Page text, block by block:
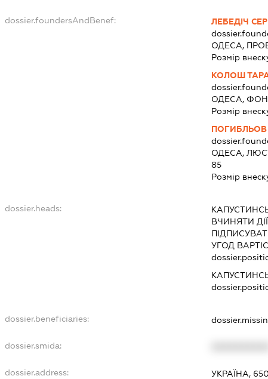
dossier.foundersAndBenef:
ЛЕБЕДІЧ
ОДЕСА,
Розмір
КОЛОШ
ОДЕСА,
Розмір
ОДЕСА,
85
Розмір
dossier.heads:
ВЧИНЯТИ
УГОД
dossier.beneficiaries:
dossier.smida:
dossier.address:
УКРАЇНА,